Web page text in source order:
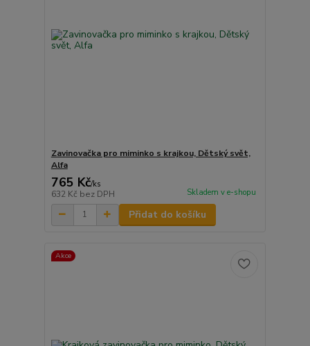
Zavinovačka pro miminko s krajkou, Dětský svět,
Alfa
765 Kč/ks
632 Kč bez DPH Skladem v e-shopu
Přidat do košíku
Akce